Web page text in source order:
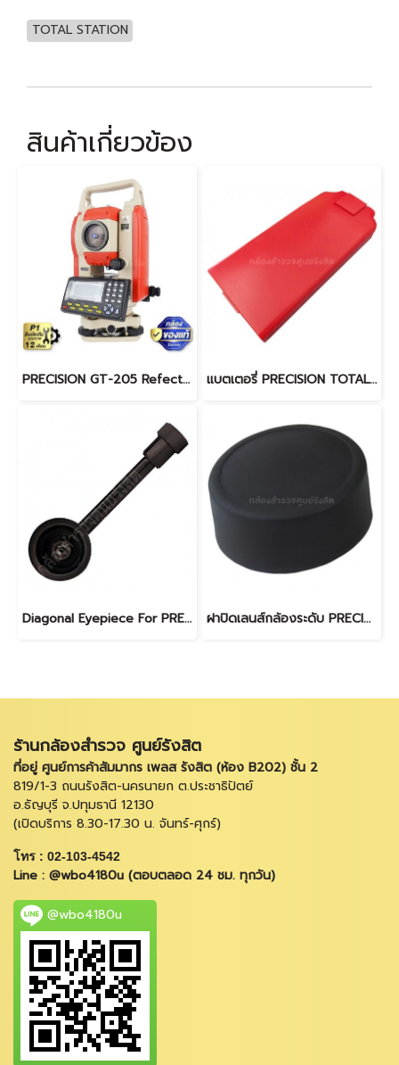
TOTAL STATION
สินค้าเกี่ยวข้อง
PRECISION GT-205 Refectorless แบตเตอรี่ PRECISION TOTAL BDC40L
Diagonal Eyepiece For PRECISION ฝาปิดเลนส์กล้องระดับ PRECISION
ร้านกล้องสำรวจ ศูนย์รังสิต
ที่อยู่ ศูนย์การค้าสัมมากร เพลส รังสิต (ห้อง B202) ชั้น 2
819/1-3 ถนนรังสิต-นครนายก ต.ประชาธิปัตย์
อ.ธัญบุรี จ.ปทุมธานี 12130
(เปิดบริการ 8.30-17.30 น. จันทร์-ศุกร์)
โทร : 02-103-4542
Line : @wbo4180u (ตอบตลอด 24 ชม. ทุกวัน)
@wbo4180u